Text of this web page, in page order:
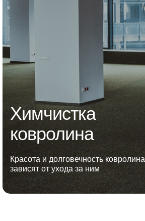
Химчистка
ковролина
Красота и долговечность ковролина
зависят от ухода за ним